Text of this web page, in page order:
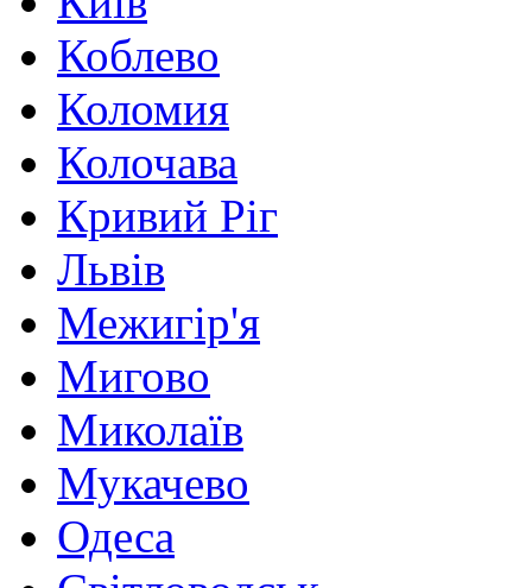
Коблево
Коломия
Колочава
Кривий Ріг
Львів
Межигір'я
Мигово
Миколаїв
Мукачево
Одеса